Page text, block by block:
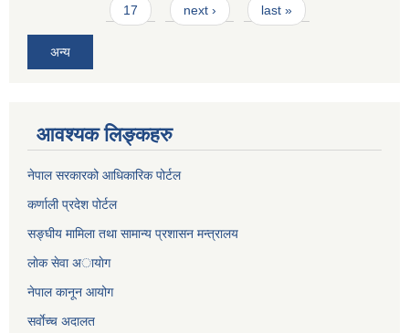
17 next › last »
अन्य
आवश्यक लिङ्कहरु
नेपाल सरकारको आधिकारिक पोर्टल
कर्णाली प्रदेश पोर्टल
सङ्घीय मामिला तथा सामान्य प्रशासन मन्त्रालय
लाेक सेवा अायाेग
नेपाल कानून आयोग
सर्वाेच्च अदालत